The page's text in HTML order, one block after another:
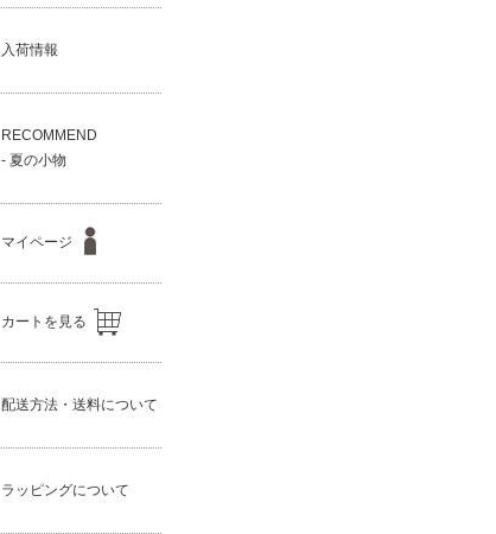
入荷情報
RECOMMEND
- 夏の小物
マイページ
カートを見る
配送方法・送料について
ラッピングについて